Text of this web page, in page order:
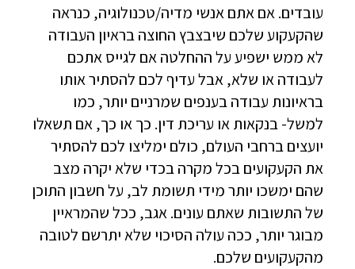
עובדים. אם אתם אנשי מדיה/טכנולוגיה, כנראה
שהקעקוע שלכם שיבצבץ החוצה בראיון העבודה
לא ממש ישפיע על ההחלטה אם לגייס אתכם
לעבודה או שלא, אבל עדיף לכם להסתיר אותו
בראיונות עבודה בענפים שמרניים יותר, כמו
למשל- בנקאות או עריכת דין. כך או כך, אם תשאלו
יועצים ברחבי העולם, כולם ימליצו לכם להסתיר
את הקעקועים בכל מקרה בכדי שלא יקרה מצב
שהם ימשכו יותר מידי תשומת לב, על חשבון התוכן
של התשובות שאתם עונים. אגב, ככל שהמראיין
מבוגר יותר, ככה עולה הסיכוי שלא יתרשם לטובה
מהקעקועים שלכם.